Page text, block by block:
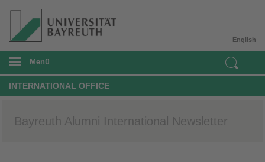
English
Menü
INTERNATIONAL OFFICE
Bayreuth Alumni International Newsletter